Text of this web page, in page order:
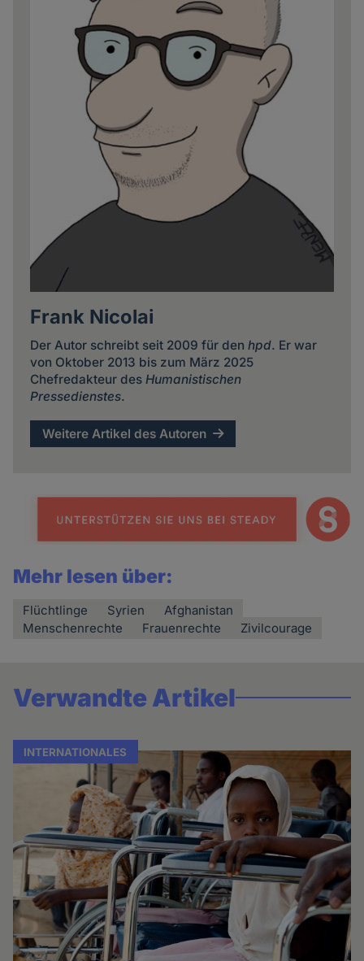
Frank Nicolai
Der Autor schreibt seit 2009 für den hpd. Er war
von Oktober 2013 bis zum März 2025
Chefredakteur des Humanistischen
Pressedienstes.
Weitere Artikel des Autoren
Mehr lesen über:
Flüchtlinge Syrien
Afghanistan
Menschenrechte
Frauenrechte Zivilcourage
Verwandte Artikel
INTERNATIONALES